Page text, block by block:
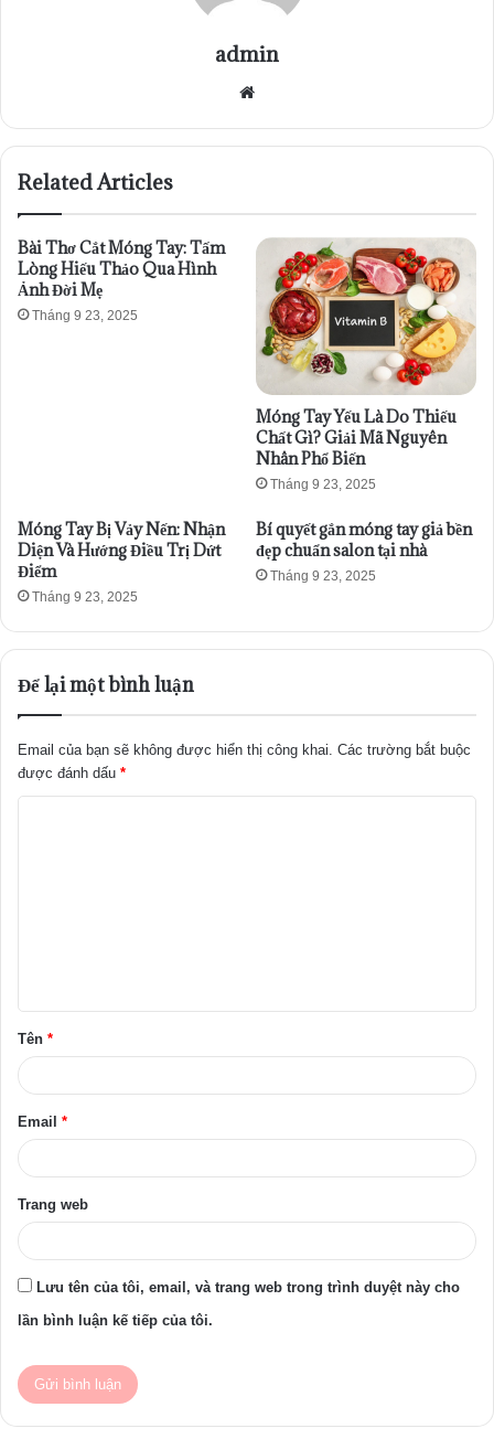
admin
Website
Related Articles
Bài Thơ Cắt Móng Tay: Tấm
Lòng Hiếu Thảo Qua Hình
Ảnh Đời Mẹ
Tháng 9 23, 2025
Móng Tay Yếu Là Do Thiếu
Chất Gì? Giải Mã Nguyên
Nhân Phổ Biến
Tháng 9 23, 2025
Móng Tay Bị Vảy Nến: Nhận
Diện Và Hướng Điều Trị Dứt
Điểm
Tháng 9 23, 2025
Bí quyết gắn móng tay giả bền
đẹp chuẩn salon tại nhà
Tháng 9 23, 2025
Để lại một bình luận
Email của bạn sẽ không được hiển thị công khai. Các trường bắt buộc
được đánh dấu *
ậ
n
Tên *
Email *
Trang web
Lưu tên của tôi, email, và trang web trong trình duyệt này cho
lần bình luận kế tiếp của tôi.